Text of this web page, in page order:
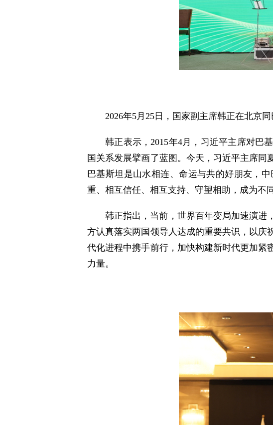
2026年5月25日，国家副主席韩正在北京
韩正表示，2015年4月，习近平主席对巴
国关系发展擘画了蓝图。今天，习近平主席
巴基斯坦是山水相连、命运与共的好朋友，
重、相互信任、相互支持、守望相助，成为不
韩正指出，当前，世界百年变局加速演进
方认真落实两国领导人达成的重要共识，以庆
代化进程中携手前行，加快构建新时代更加
力量。